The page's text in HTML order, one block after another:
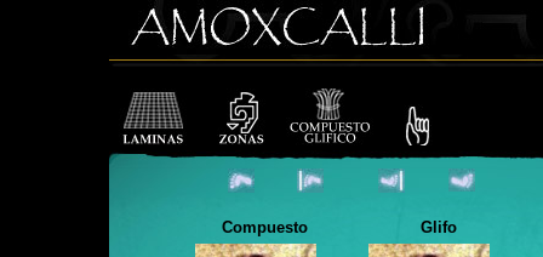
Compuesto Glifo